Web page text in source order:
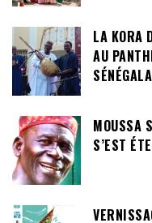
LA KORA
AU
MOUSSA
S’EST